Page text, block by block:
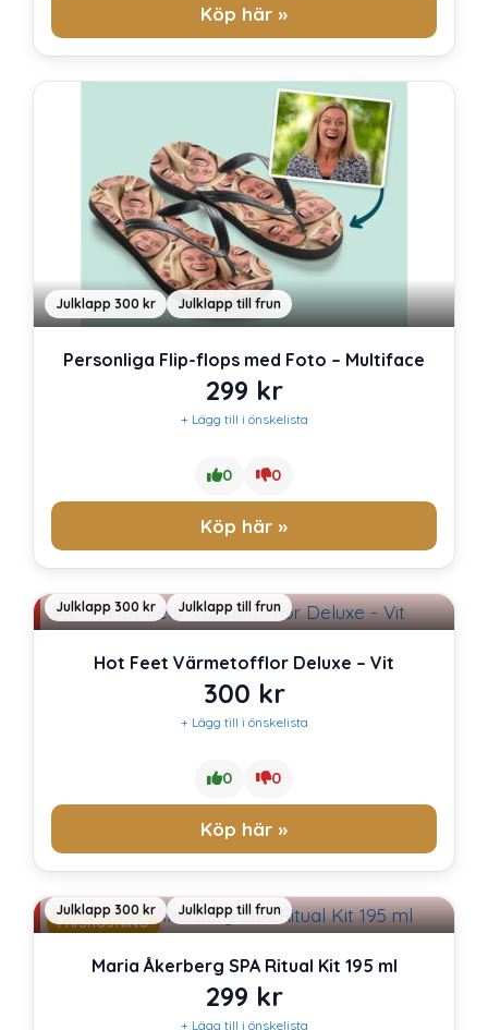
Köp här »
Julklapp 300 kr Julklapp till frun
Personliga Flip-flops med Foto – Multiface
299 kr
+ Lägg till i önskelista
0 0
Köp här »
Julklapp 300 kr Julklapp till frun
Hot Feet Värmetofflor Deluxe – Vit
300 kr
+ Lägg till i önskelista
0 0
Köp här »
PRISHÖJNING
Julklapp 300 kr Julklapp till frun
Maria Åkerberg SPA Ritual Kit 195 ml
299 kr
+ Lägg till i önskelista